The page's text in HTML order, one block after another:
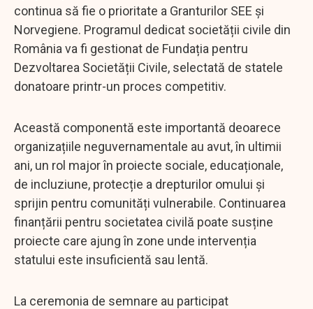
continua să fie o prioritate a Granturilor SEE și
Norvegiene. Programul dedicat societății civile din
România va fi gestionat de Fundația pentru
Dezvoltarea Societății Civile, selectată de statele
donatoare printr-un proces competitiv.
Această componentă este importantă deoarece
organizațiile neguvernamentale au avut, în ultimii
ani, un rol major în proiecte sociale, educaționale,
de incluziune, protecție a drepturilor omului și
sprijin pentru comunități vulnerabile. Continuarea
finanțării pentru societatea civilă poate susține
proiecte care ajung în zone unde intervenția
statului este insuficientă sau lentă.
La ceremonia de semnare au participat